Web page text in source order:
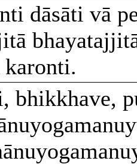
dāsāti vā
bhikkhave,